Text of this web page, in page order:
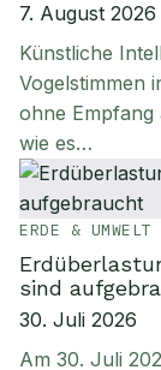
7. August 2026
Künstliche
Vogelstimmen
ohne Empfang
wie es…
ERDE & UMWELT
sind
30. Juli 2026
Am 30. Juli